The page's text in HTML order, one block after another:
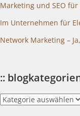
Marketing und SEO
Im Unternehmen für
Network Marketing –
::
::
blogkategorien